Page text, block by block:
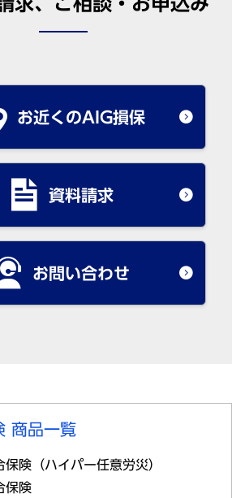
お近くのAIG損保
資料請求
お問い合わせ
商品一覧
険（ハイパー任意労災）
保険